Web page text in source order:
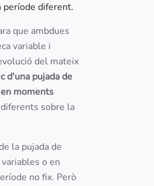
període diferent.
que ambdues
variable i
del mateix
d'una pujada de
moments
sobre la
la pujada de
o en
no fix. Però